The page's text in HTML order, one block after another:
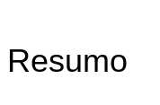
Resumo